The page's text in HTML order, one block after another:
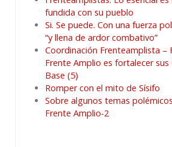
fundida con su pueblo
Si. Se puede. Con una fuerza
“y llena de ardor combativo”
Coordinación Frenteamplista –
Frente Amplio es fortalecer sus
Base (5)
Romper con el mito de Sísifo
Sobre algunos temas
Frente Amplio-2